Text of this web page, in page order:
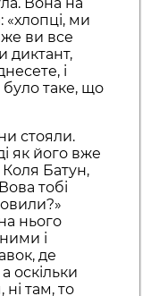
«хлопці, ми
ви все
диктант,
і
таке, що
стояли.
як його вже
Батун,
тобі
нього
і
де
оскільки
ні там, то